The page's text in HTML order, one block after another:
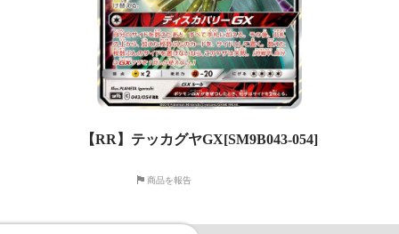
【RR】テッカグヤGX[SM9B043-054]
商品を報告